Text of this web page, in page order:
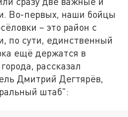
Во-первых, наши бойцы
– это район с
по сути, единственный
ещё держатся в
рассказал
Дмитрий Дегтярёв,
штаб":